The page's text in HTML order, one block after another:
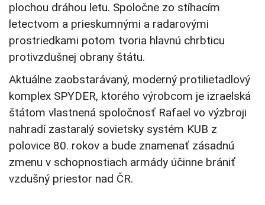
plochou dráhou letu. Spoločne zo stíhacím
letectvom a prieskumnými a radarovými
prostriedkami potom tvoria hlavnú chrbticu
protivzdušnej obrany štátu.
Aktuálne zaobstarávaný, moderný protilietadlový
komplex SPYDER, ktorého výrobcom je izraelská
štátom vlastnená spoločnosť Rafael vo výzbroji
nahradí zastaralý sovietsky systém KUB z
polovice 80. rokov a bude znamenať zásadnú
zmenu v schopnostiach armády účinne brániť
vzdušný priestor nad ČR.